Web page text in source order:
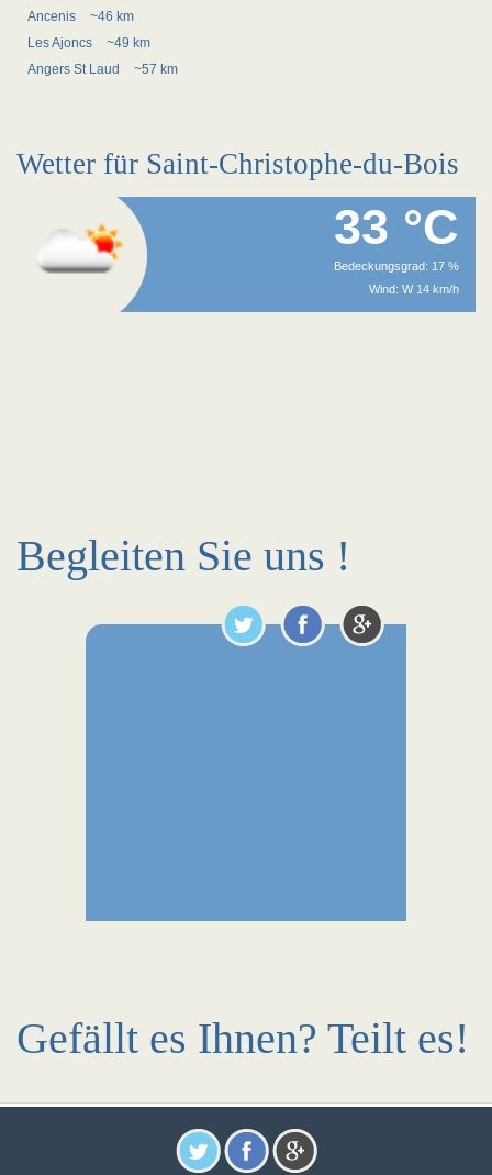
Ancenis
~46 km
Les Ajoncs
~49 km
Angers St Laud
~57 km
Wetter für Saint-Christophe-du-Bois
33 °C
Bedeckungsgrad: 17 %
Wind: W 14 km/h
Begleiten Sie uns !
Gefällt es Ihnen? Teilt es!